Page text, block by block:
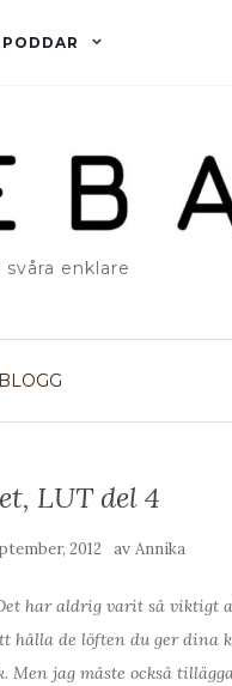
enklare
BLOGG
LUT del 4
2012 av Annika
har aldrig varit så viktigt
de löften du ger dina
jag måste också